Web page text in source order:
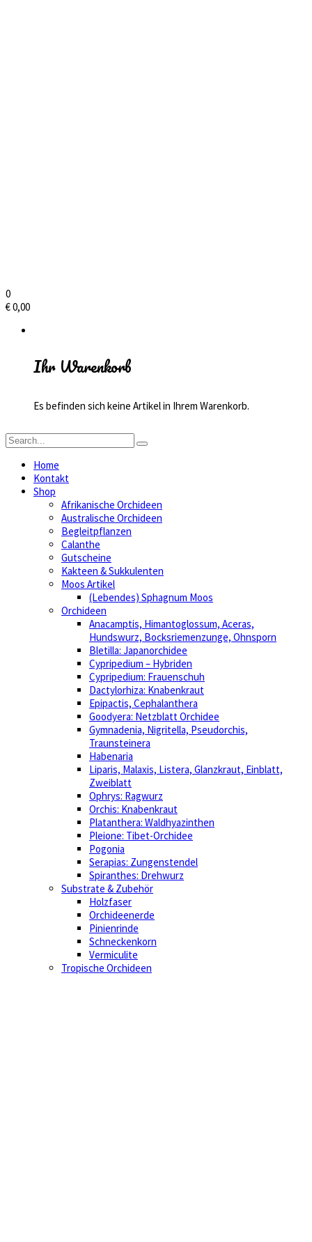
0
€0,00
Ihr Warenkorb
Es befinden sich keine Artikel in Ihrem Warenkorb.
Home
Kontakt
Shop
Afrikanische Orchideen
Australische Orchideen
Begleitpflanzen
Calanthe
Gutscheine
Kakteen & Sukkulenten
Moos Artikel
(Lebendes) Sphagnum Moos
Orchideen
Anacamptis, Himantoglossum, Aceras,
Hundswurz, Bocksriemenzunge, Ohnsporn
Bletilla: Japanorchidee
Cypripedium – Hybriden
Cypripedium: Frauenschuh
Dactylorhiza: Knabenkraut
Epipactis, Cephalanthera
Goodyera: Netzblatt Orchidee
Gymnadenia, Nigritella, Pseudorchis,
Traunsteinera
Habenaria
Liparis, Malaxis, Listera, Glanzkraut, Einblatt,
Zweiblatt
Ophrys: Ragwurz
Orchis: Knabenkraut
Platanthera: Waldhyazinthen
Pleione: Tibet-Orchidee
Pogonia
Serapias: Zungenstendel
Spiranthes: Drehwurz
Substrate & Zubehör
Holzfaser
Orchideenerde
Pinienrinde
Schneckenkorn
Vermiculite
Tropische Orchideen